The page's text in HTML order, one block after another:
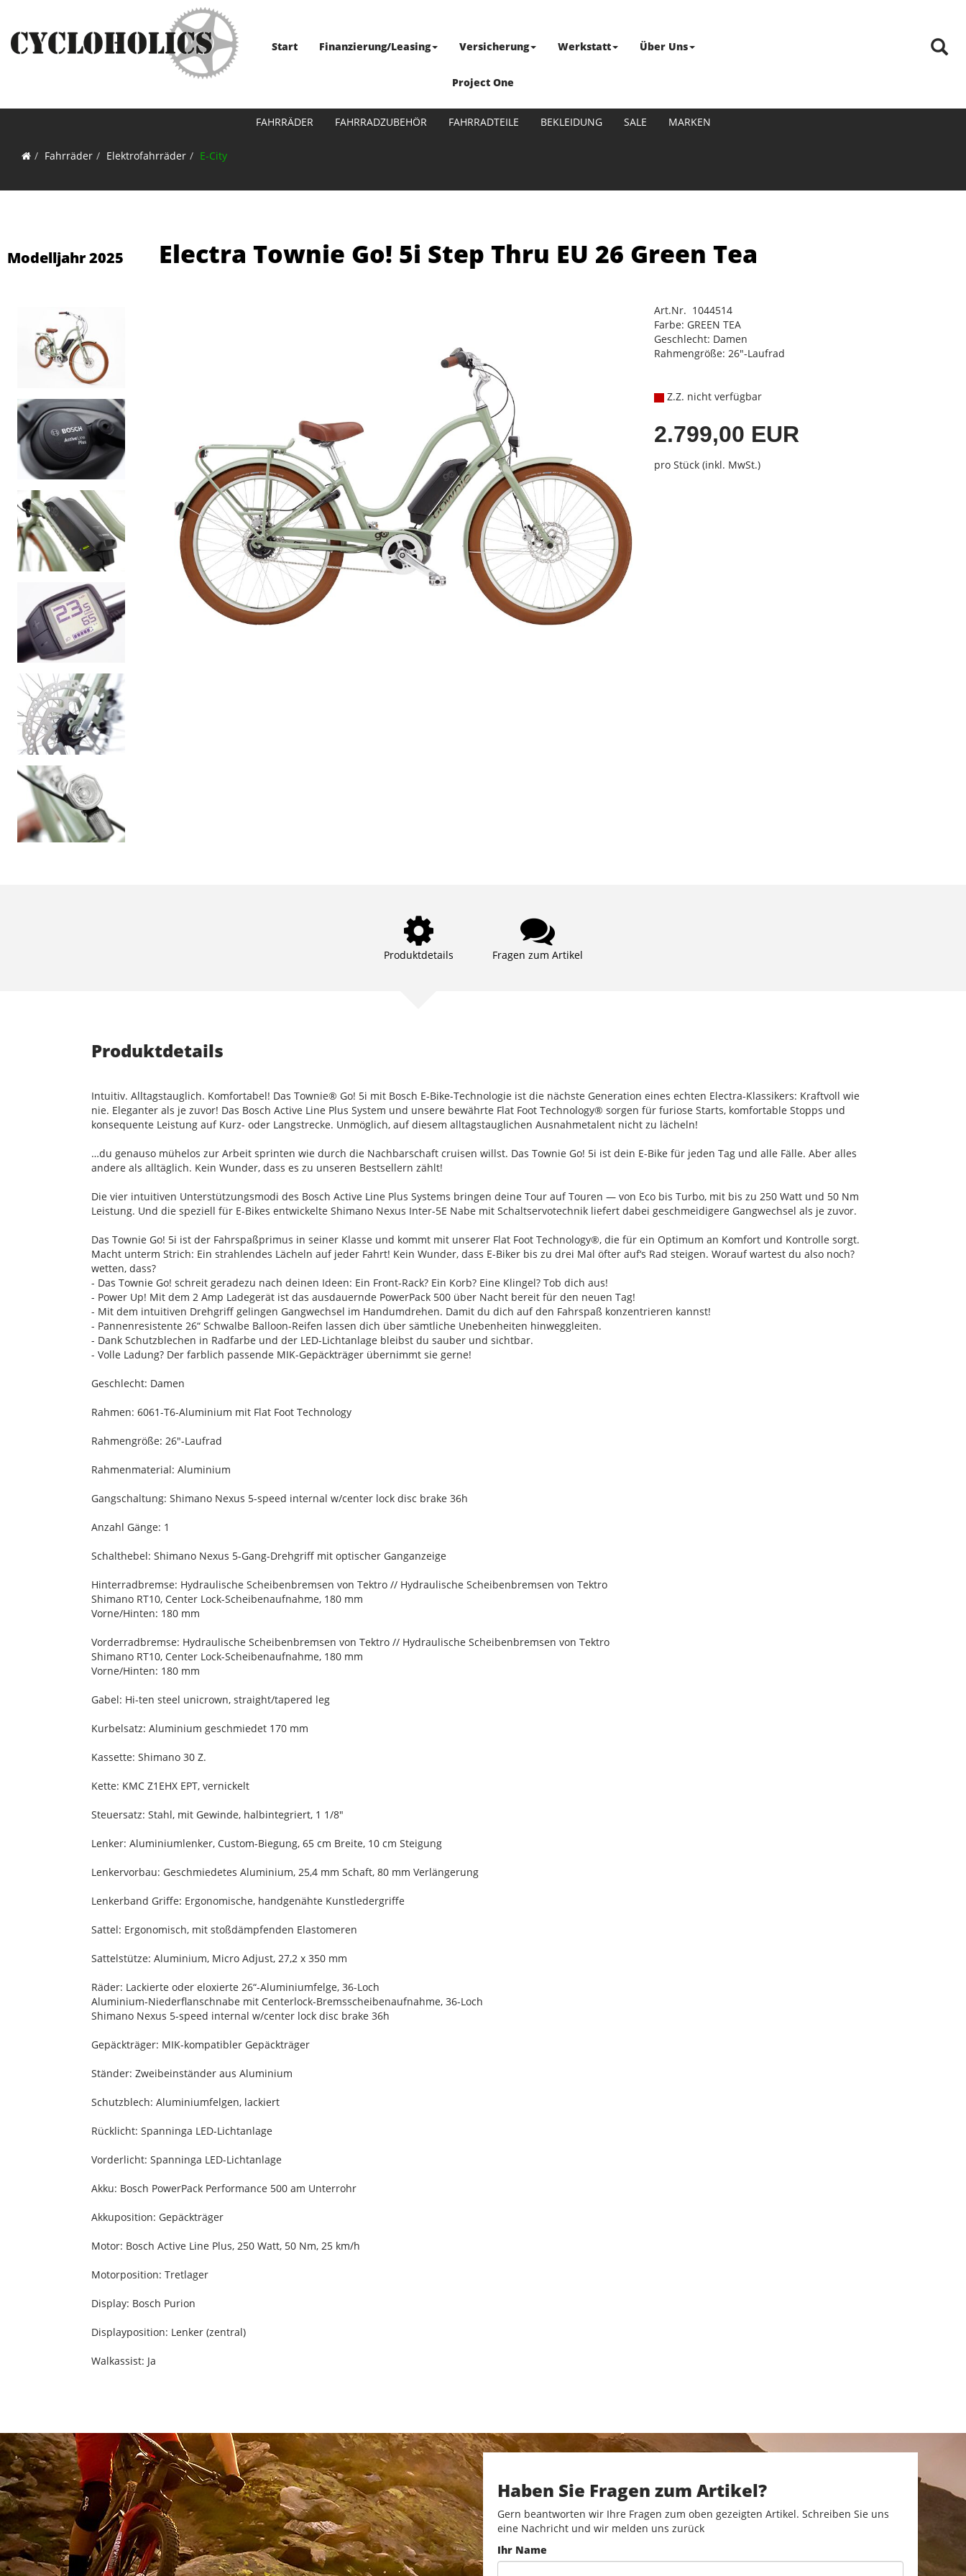
Start Finanzierung/Leasing Versicherung Werkstatt Über Uns
Project One
FAHRRÄDER FAHRRADZUBEHÖR FAHRRADTEILE BEKLEIDUNG SALE MARKEN
Fahrräder Elektrofahrräder E-City
Modelljahr 2025 Electra Townie Go! 5i Step Thru EU 26 Green Tea
Art.Nr. 1044514
Farbe: GREEN TEA
Geschlecht: Damen
Rahmengröße: 26"-Laufrad
Z.Z. nicht verfügbar
2.799,00 EUR
pro Stück (inkl. MwSt.)
Produktdetails Fragen zum Artikel
Produktdetails
Intuitiv. Alltagstauglich. Komfortabel! Das Townie® Go! 5i mit Bosch E-Bike-Technologie ist die nächste Generation eines echten Electra-Klassikers: Kraftvoll wie
nie. Eleganter als je zuvor! Das Bosch Active Line Plus System und unsere bewährte Flat Foot Technology® sorgen für furiose Starts, komfortable Stopps und
konsequente Leistung auf Kurz- oder Langstrecke. Unmöglich, auf diesem alltagstauglichen Ausnahmetalent nicht zu lächeln!
…du genauso mühelos zur Arbeit sprinten wie durch die Nachbarschaft cruisen willst. Das Townie Go! 5i ist dein E-Bike für jeden Tag und alle Fälle. Aber alles
andere als alltäglich. Kein Wunder, dass es zu unseren Bestsellern zählt!
Die vier intuitiven Unterstützungsmodi des Bosch Active Line Plus Systems bringen deine Tour auf Touren — von Eco bis Turbo, mit bis zu 250 Watt und 50 Nm
Leistung. Und die speziell für E-Bikes entwickelte Shimano Nexus Inter-5E Nabe mit Schaltservotechnik liefert dabei geschmeidigere Gangwechsel als je zuvor.
Das Townie Go! 5i ist der Fahrspaßprimus in seiner Klasse und kommt mit unserer Flat Foot Technology®, die für ein Optimum an Komfort und Kontrolle sorgt.
Macht unterm Strich: Ein strahlendes Lächeln auf jeder Fahrt! Kein Wunder, dass E-Biker bis zu drei Mal öfter auf‘s Rad steigen. Worauf wartest du also noch?
wetten, dass?
- Das Townie Go! schreit geradezu nach deinen Ideen: Ein Front-Rack? Ein Korb? Eine Klingel? Tob dich aus!
- Power Up! Mit dem 2 Amp Ladegerät ist das ausdauernde PowerPack 500 über Nacht bereit für den neuen Tag!
- Mit dem intuitiven Drehgriff gelingen Gangwechsel im Handumdrehen. Damit du dich auf den Fahrspaß konzentrieren kannst!
- Pannenresistente 26“ Schwalbe Balloon-Reifen lassen dich über sämtliche Unebenheiten hinweggleiten.
- Dank Schutzblechen in Radfarbe und der LED-Lichtanlage bleibst du sauber und sichtbar.
- Volle Ladung? Der farblich passende MIK-Gepäckträger übernimmt sie gerne!
Geschlecht: Damen
Rahmen: 6061-T6-Aluminium mit Flat Foot Technology
Rahmengröße: 26"-Laufrad
Rahmenmaterial: Aluminium
Gangschaltung: Shimano Nexus 5-speed internal w/center lock disc brake 36h
Anzahl Gänge: 1
Schalthebel: Shimano Nexus 5-Gang-Drehgriff mit optischer Ganganzeige
Hinterradbremse: Hydraulische Scheibenbremsen von Tektro // Hydraulische Scheibenbremsen von Tektro
Shimano RT10, Center Lock-Scheibenaufnahme, 180 mm
Vorne/Hinten: 180 mm
Vorderradbremse: Hydraulische Scheibenbremsen von Tektro // Hydraulische Scheibenbremsen von Tektro
Shimano RT10, Center Lock-Scheibenaufnahme, 180 mm
Vorne/Hinten: 180 mm
Gabel: Hi-ten steel unicrown, straight/tapered leg
Kurbelsatz: Aluminium geschmiedet 170 mm
Kassette: Shimano 30 Z.
Kette: KMC Z1EHX EPT, vernickelt
Steuersatz: Stahl, mit Gewinde, halbintegriert, 1 1/8"
Lenker: Aluminiumlenker, Custom-Biegung, 65 cm Breite, 10 cm Steigung
Lenkervorbau: Geschmiedetes Aluminium, 25,4 mm Schaft, 80 mm Verlängerung
Lenkerband Griffe: Ergonomische, handgenähte Kunstledergriffe
Sattel: Ergonomisch, mit stoßdämpfenden Elastomeren
Sattelstütze: Aluminium, Micro Adjust, 27,2 x 350 mm
Räder: Lackierte oder eloxierte 26“-Aluminiumfelge, 36-Loch
Aluminium-Niederflanschnabe mit Centerlock-Bremsscheibenaufnahme, 36-Loch
Shimano Nexus 5-speed internal w/center lock disc brake 36h
Gepäckträger: MIK-kompatibler Gepäckträger
Ständer: Zweibeinständer aus Aluminium
Schutzblech: Aluminiumfelgen, lackiert
Rücklicht: Spanninga LED-Lichtanlage
Vorderlicht: Spanninga LED-Lichtanlage
Akku: Bosch PowerPack Performance 500 am Unterrohr
Akkuposition: Gepäckträger
Motor: Bosch Active Line Plus, 250 Watt, 50 Nm, 25 km/h
Motorposition: Tretlager
Display: Bosch Purion
Displayposition: Lenker (zentral)
Walkassist: Ja
Haben Sie Fragen zum Artikel?
Gern beantworten wir Ihre Fragen zum oben gezeigten Artikel. Schreiben Sie uns
eine Nachricht und wir melden uns zurück
Ihr Name